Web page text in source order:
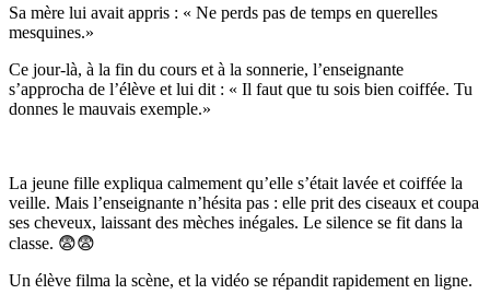
Sa mère lui avait appris : « Ne perds pas de temps en querelles
mesquines.»
Ce jour-là, à la fin du cours et à la sonnerie, l’enseignante
s’approcha de l’élève et lui dit : « Il faut que tu sois bien coiffée. Tu
donnes le mauvais exemple.»
La jeune fille expliqua calmement qu’elle s’était lavée et coiffée la
veille. Mais l’enseignante n’hésita pas : elle prit des ciseaux et coupa
ses cheveux, laissant des mèches inégales. Le silence se fit dans la
classe. 😨😨
Un élève filma la scène, et la vidéo se répandit rapidement en ligne.